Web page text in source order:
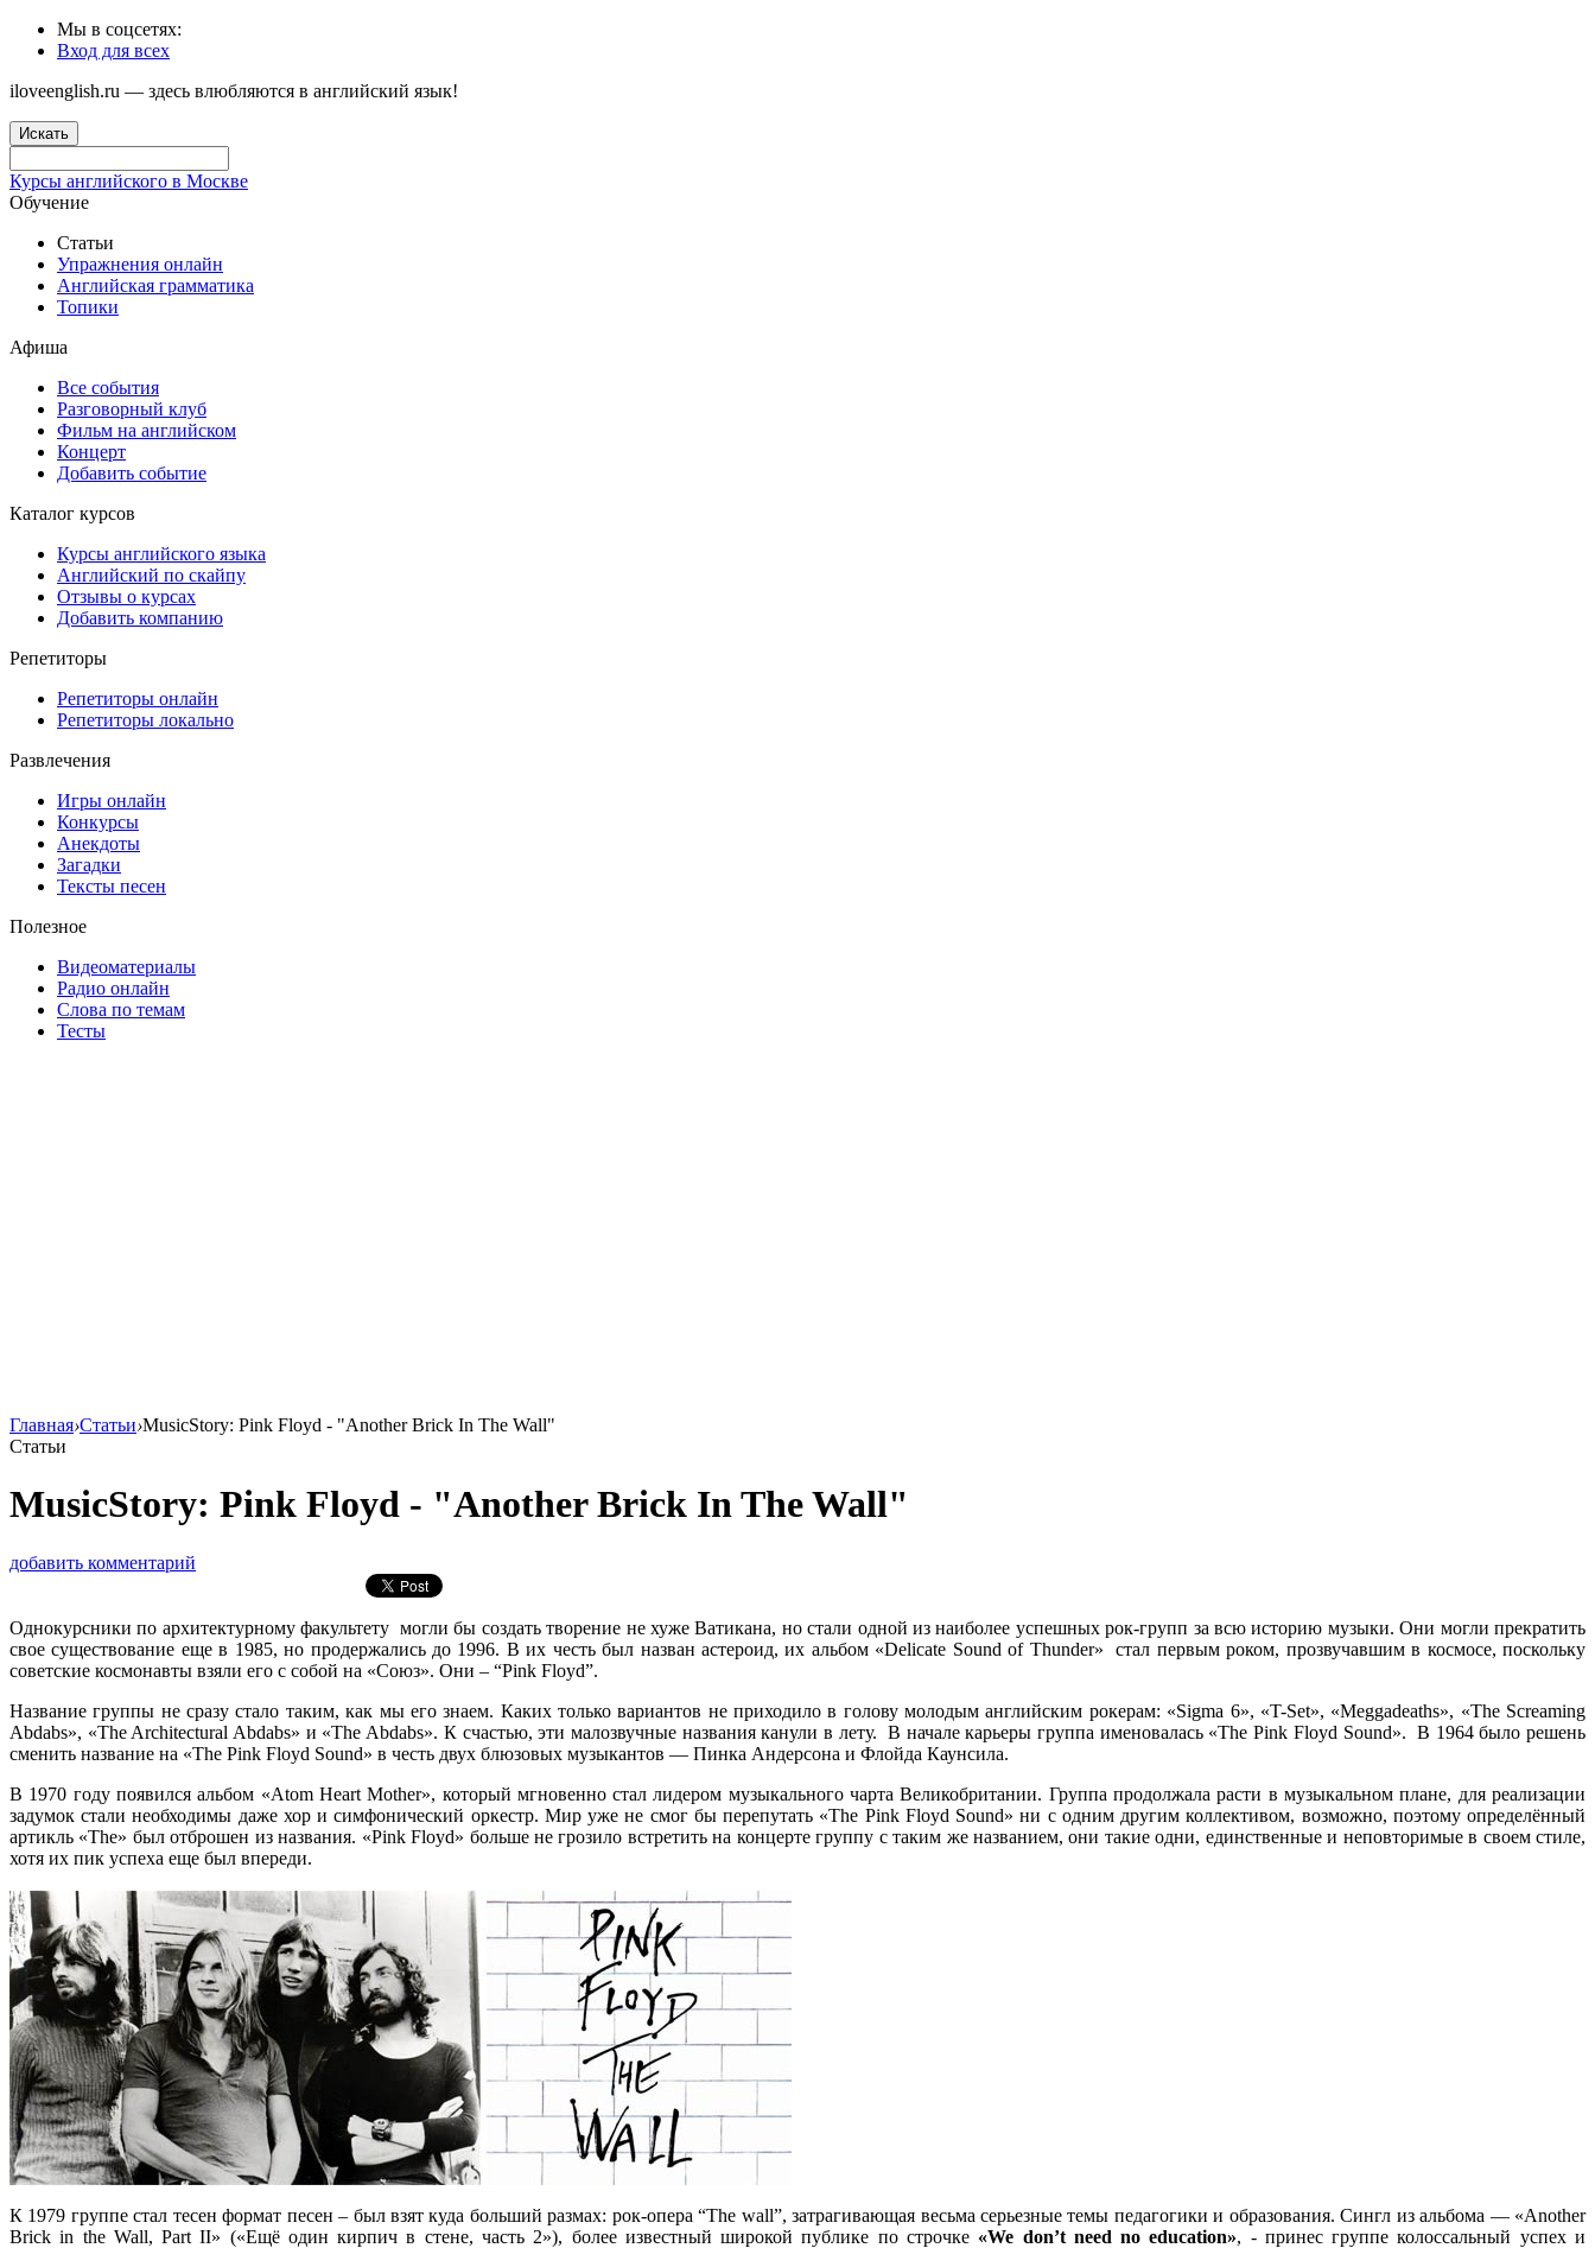
Мы в соцсетях:
Вход для всех
iloveenglish.ru — здесь влюбляются в английский язык!
Искать
Курсы английского в Москве
Обучение
Статьи
Упражнения онлайн
Английская грамматика
Топики
Афиша
Все события
Разговорный клуб
Фильм на английском
Концерт
Добавить событие
Каталог курсов
Курсы английского языка
Английский по скайпу
Отзывы о курсах
Добавить компанию
Репетиторы
Репетиторы онлайн
Репетиторы локально
Развлечения
Игры онлайн
Конкурсы
Анекдоты
Загадки
Тексты песен
Полезное
Видеоматериалы
Радио онлайн
Слова по темам
Тесты
Главная›Статьи›MusicStory: Pink Floyd - "Another Brick In The Wall"
Статьи
MusicStory: Pink Floyd - "Another Brick In The Wall"
добавить комментарий
Однокурсники по архитектурному факультету могли бы создать творение не хуже Ватикана, но стали одной из наиболее успешных рок-групп за всю историю музыки. Они могли прекратить
свое существование еще в 1985, но продержались до 1996. В их честь был назван астероид, их альбом «Delicate Sound of Thunder» стал первым роком, прозвучавшим в космосе, поскольку
советские космонавты взяли его с собой на «Союз». Они – “Pink Floyd”.
Название группы не сразу стало таким, как мы его знаем. Каких только вариантов не приходило в голову молодым английским рокерам: «Sigma 6», «T-Set», «Meggadeaths», «The Screaming
Abdabs», «The Architectural Abdabs» и «The Abdabs». К счастью, эти малозвучные названия канули в лету. В начале карьеры группа именовалась «The Pink Floyd Sound». В 1964 было решень
сменить название на «The Pink Floyd Sound» в честь двух блюзовых музыкантов — Пинка Андерсона и Флойда Каунсила.
В 1970 году появился альбом «Atom Heart Mother», который мгновенно стал лидером музыкального чарта Великобритании. Группа продолжала расти в музыкальном плане, для реализации
задумок стали необходимы даже хор и симфонический оркестр. Мир уже не смог бы перепутать «The Pink Floyd Sound» ни с одним другим коллективом, возможно, поэтому определённый
артикль «The» был отброшен из названия. «Pink Floyd» больше не грозило встретить на концерте группу с таким же названием, они такие одни, единственные и неповторимые в своем стиле,
хотя их пик успеха еще был впереди.
К 1979 группе стал тесен формат песен – был взят куда больший размах: рок-опера “The wall”, затрагивающая весьма серьезные темы педагогики и образования. Сингл из альбома — «Another
Brick in the Wall, Part II» («Ещё один кирпич в стене, часть 2»), более известный широкой публике по строчке «We don’t need no education», - принес группе колоссальный успех и